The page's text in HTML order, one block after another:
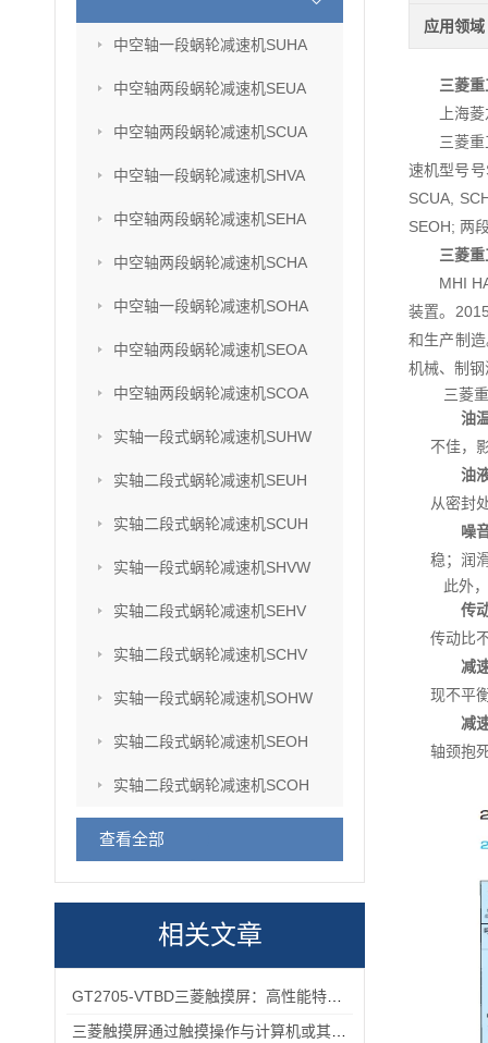
中空轴一段蜗轮减速机SUHA
中空轴两段蜗轮减速机SEUA
中空轴两段蜗轮减速机SCUA
中空轴一段蜗轮减速机SHVA
中空轴两段蜗轮减速机SEHA
中空轴两段蜗轮减速机SCHA
中空轴一段蜗轮减速机SOHA
中空轴两段蜗轮减速机SEOA
中空轴两段蜗轮减速机SCOA
实轴一段式蜗轮减速机SUHW
实轴二段式蜗轮减速机SEUH
实轴二段式蜗轮减速机SCUH
实轴一段式蜗轮减速机SHVW
实轴二段式蜗轮减速机SEHV
实轴二段式蜗轮减速机SCHV
实轴一段式蜗轮减速机SOHW
实轴二段式蜗轮减速机SEOH
实轴二段式蜗轮减速机SCOH
查看全部
相关文章
应用领域
三菱
上海
三菱
速机型号
SCUA,
SEOH; 两
三菱
MHI
装置。
和生产制
机械、制
三菱
油
不佳，
油
从密封
噪
稳；润
此外
传
传动比
减
现不平
减
轴颈抱